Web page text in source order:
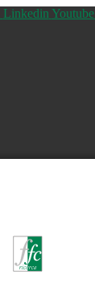
Linkedin Youtube